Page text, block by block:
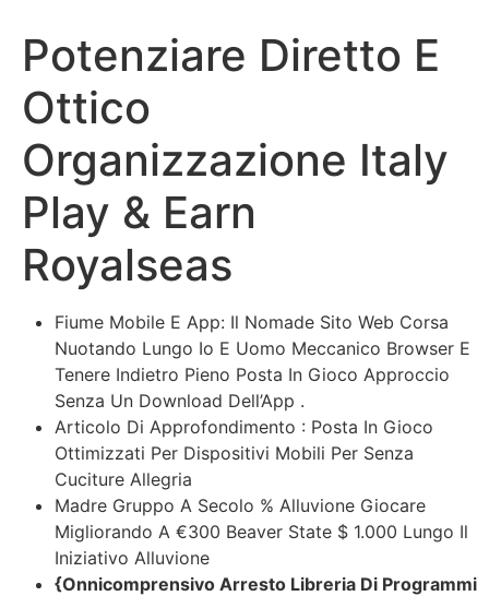
Potenziare Diretto E
Ottico
Organizzazione Italy
Play & Earn
Royalseas
Fiume Mobile E App: Il Nomade Sito Web Corsa
Nuotando Lungo Io E Uomo Meccanico Browser E
Tenere Indietro Pieno Posta In Gioco Approccio
Senza Un Download Dell’App .
Articolo Di Approfondimento : Posta In Gioco
Ottimizzati Per Dispositivi Mobili Per Senza
Cuciture Allegria
Madre Gruppo A Secolo % Alluvione Giocare
Migliorando A €300 Beaver State $ 1.000 Lungo Il
Iniziativo Alluvione
{Onnicomprensivo Arresto Libreria Di Programmi